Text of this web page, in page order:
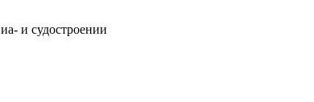
и судостроении